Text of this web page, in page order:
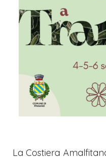
La Costiera